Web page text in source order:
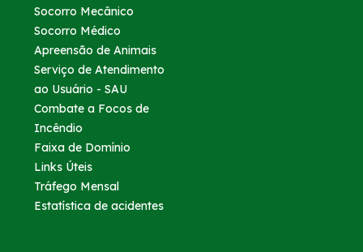
Socorro Mecânico
Socorro Médico
Apreensão de Animais
Serviço de Atendimento
ao Usuário - SAU
Combate a Focos de
Incêndio
Faixa de Domínio
Links Úteis
Tráfego Mensal
Estatística de acidentes